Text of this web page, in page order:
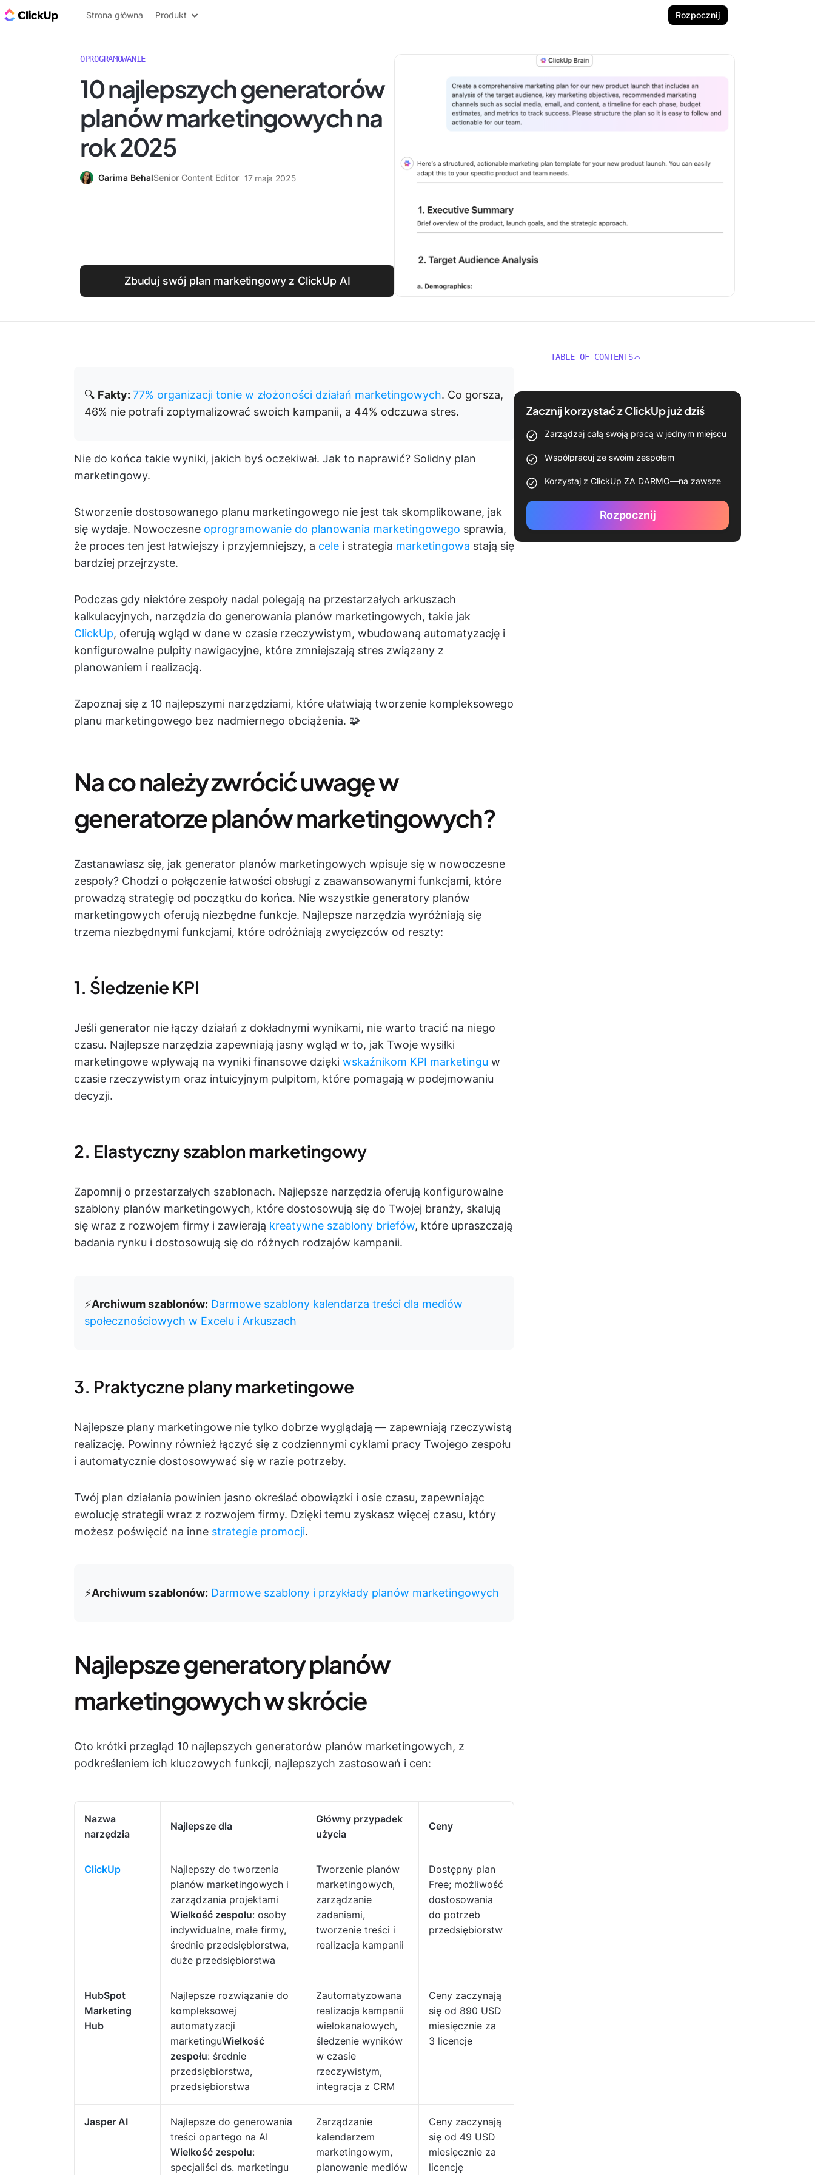
ClickUp Blog
Strona główna Produkt Rozpocznij
OPROGRAMOWANIE
10 najlepszych generatorów
planów marketingowych na
rok 2025
Garima BehalSenior Content Editor 17 maja 2025
Zbuduj swój plan marketingowy z ClickUp AI
🔍 Fakty: 77% organizacji tonie w złożoności działań marketingowych. Co gorsza,
46% nie potrafi zoptymalizować swoich kampanii, a 44% odczuwa stres.
Nie do końca takie wyniki, jakich byś oczekiwał. Jak to naprawić? Solidny plan
marketingowy.
Stworzenie dostosowanego planu marketingowego nie jest tak skomplikowane, jak
się wydaje. Nowoczesne oprogramowanie do planowania marketingowego sprawia,
że proces ten jest łatwiejszy i przyjemniejszy, a cele i strategia marketingowa stają się
bardziej przejrzyste.
Podczas gdy niektóre zespoły nadal polegają na przestarzałych arkuszach
kalkulacyjnych, narzędzia do generowania planów marketingowych, takie jak
ClickUp, oferują wgląd w dane w czasie rzeczywistym, wbudowaną automatyzację i
konfigurowalne pulpity nawigacyjne, które zmniejszają stres związany z
planowaniem i realizacją.
Zapoznaj się z 10 najlepszymi narzędziami, które ułatwiają tworzenie kompleksowego
planu marketingowego bez nadmiernego obciążenia. 🧩
Na co należy zwrócić uwagę w
generatorze planów marketingowych?
Zastanawiasz się, jak generator planów marketingowych wpisuje się w nowoczesne
zespoły? Chodzi o połączenie łatwości obsługi z zaawansowanymi funkcjami, które
prowadzą strategię od początku do końca. Nie wszystkie generatory planów
marketingowych oferują niezbędne funkcje. Najlepsze narzędzia wyróżniają się
trzema niezbędnymi funkcjami, które odróżniają zwycięzców od reszty:
1. Śledzenie KPI
Jeśli generator nie łączy działań z dokładnymi wynikami, nie warto tracić na niego
czasu. Najlepsze narzędzia zapewniają jasny wgląd w to, jak Twoje wysiłki
marketingowe wpływają na wyniki finansowe dzięki wskaźnikom KPI marketingu w
czasie rzeczywistym oraz intuicyjnym pulpitom, które pomagają w podejmowaniu
decyzji.
2. Elastyczny szablon marketingowy
Zapomnij o przestarzałych szablonach. Najlepsze narzędzia oferują konfigurowalne
szablony planów marketingowych, które dostosowują się do Twojej branży, skalują
się wraz z rozwojem firmy i zawierają kreatywne szablony briefów, które upraszczają
badania rynku i dostosowują się do różnych rodzajów kampanii.
⚡️Archiwum szablonów: Darmowe szablony kalendarza treści dla mediów
społecznościowych w Excelu i Arkuszach
3. Praktyczne plany marketingowe
Najlepsze plany marketingowe nie tylko dobrze wyglądają — zapewniają rzeczywistą
realizację. Powinny również łączyć się z codziennymi cyklami pracy Twojego zespołu
i automatycznie dostosowywać się w razie potrzeby.
Twój plan działania powinien jasno określać obowiązki i osie czasu, zapewniając
ewolucję strategii wraz z rozwojem firmy. Dzięki temu zyskasz więcej czasu, który
możesz poświęcić na inne strategie promocji.
⚡️Archiwum szablonów: Darmowe szablony i przykłady planów marketingowych
Najlepsze generatory planów
marketingowych w skrócie
Oto krótki przegląd 10 najlepszych generatorów planów marketingowych, z
podkreśleniem ich kluczowych funkcji, najlepszych zastosowań i cen:
Nazwa
narzędzia
Najlepsze dla
Główny przypadek
użycia
Ceny
ClickUp
Najlepszy do tworzenia
planów marketingowych i
zarządzania projektami
Wielkość zespołu: osoby
indywidualne, małe firmy,
średnie przedsiębiorstwa,
duże przedsiębiorstwa
Tworzenie planów
marketingowych,
zarządzanie
zadaniami,
tworzenie treści i
realizacja kampanii
Dostępny plan
Free; możliwość
dostosowania
do potrzeb
przedsiębiorstw
HubSpot
Marketing
Hub
Najlepsze rozwiązanie do
kompleksowej
automatyzacji
marketinguWielkość
zespołu: średnie
przedsiębiorstwa,
przedsiębiorstwa
Zautomatyzowana
realizacja kampanii
wielokanałowych,
śledzenie wyników
w czasie
rzeczywistym,
integracja z CRM
Ceny zaczynają
się od 890 USD
miesięcznie za
3 licencje
Jasper AI
Najlepsze do generowania
treści opartego na AI
Wielkość zespołu:
specjaliści ds. marketingu
Zarządzanie
kalendarzem
marketingowym,
planowanie mediów
Ceny zaczynają
się od 49 USD
miesięcznie za
licencję
TABLE OF CONTENTS
Zacznij korzystać z ClickUp już dziś
Zarządzaj całą swoją pracą w jednym miejscu
Współpracuj ze swoim zespołem
Korzystaj z ClickUp ZA DARMO—na zawsze
Rozpocznij